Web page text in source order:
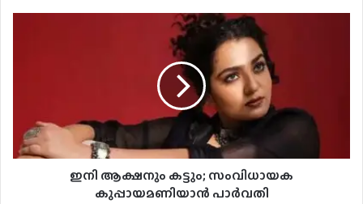
ഇനി ആക്ഷനും കട്ടും; സംവിധായക
കുപ്പായമണിയാന്‍ പാര്‍വതി